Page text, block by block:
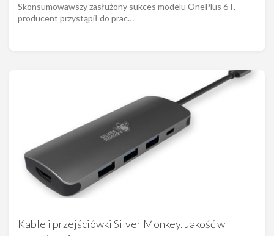
Skonsumowawszy zasłużony sukces modelu OnePlus 6T,
producent przystąpił do prac…
Kable i przejściówki Silver Monkey. Jakość w